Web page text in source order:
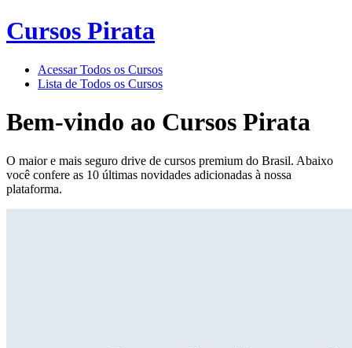
Cursos Pirata
Acessar Todos os Cursos
Lista de Todos os Cursos
Bem-vindo ao Cursos Pirata
O maior e mais seguro drive de cursos premium do Brasil. Abaixo
você confere as 10 últimas novidades adicionadas à nossa
plataforma.